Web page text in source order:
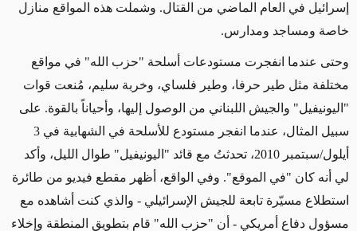
إسرائيل في العام الماضي من القتال. وشملت هذه المواقع منازل
خاصة ومساجد ومدارس.
وحتى عندما انفجرت مستودعات أسلحة "حزب الله" في مواقع
مختلفة مثل طير حرفا، وطير فلساي، وخربة سليم، مُنعت قوات
"اليونيفيل" والجيش اللبناني من الوصول إليها، وأحياناً بالقوة. على
سبيل المثال، عندما انفجر مستودع للأسلحة في الشهابية في 3
أيلول/سبتمبر 2010، تحدثتُ مع قائد "اليونيفيل" طوال الليل، وأكد
لي أنه كان "في الموقع". وفي الواقع، أظهر مقطع فيديو من طائرة
استطلاع مسيّرة تابعة للجيش الإسرائيلي - والذي كنت أشاهده مع
مسؤول دفاع أمريكي - أن "حزب الله" قام بتطويق المنطقة وإخلاء